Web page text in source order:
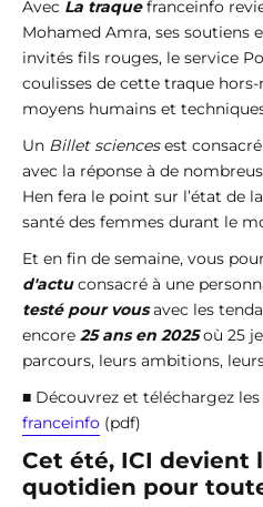
Avec La traquefranceinfo
Mohamed Amra, ses soutiens
invités fils rouges, le service
coulisses de cette traque
moyens humains et
Un Billet sciencesest
avec la réponse à de
Hen fera le point sur l’état de
santé des femmes durant le
Et en fin de semaine, vous
d'actuconsacré à une
testé pour vousavec les
encore 25 ans en 2025où 25
parcours, leurs ambitions,
■ Découvrez et téléchargez
franceinfo (pdf)
Cet été, ICI devient
quotidien pour